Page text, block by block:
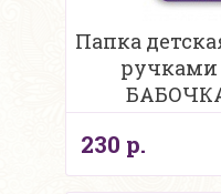
Папка
230 р.